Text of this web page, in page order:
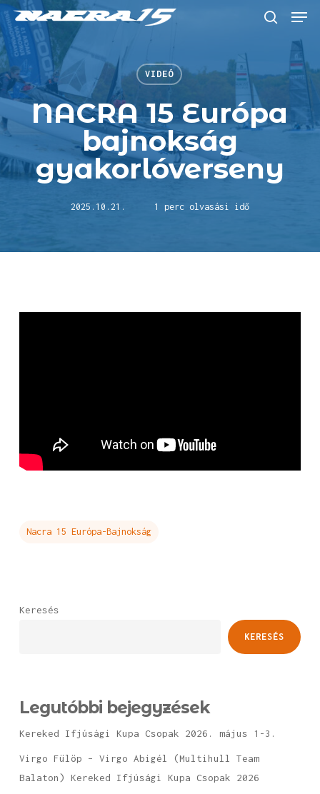
Skip
to
main
content
Menu
VIDEÓ
NACRA 15 Európa
bajnokság
gyakorlóverseny
2025.10.21. 1 perc olvasási idő
Nacra 15 Európa-Bajnokság
Keresés
KERESÉS
Legutóbbi bejegyzések
Kereked Ifjúsági Kupa Csopak 2026. május 1-3.
Virgo Fülöp – Virgo Abigél (Multihull Team
Balaton) Kereked Ifjúsági Kupa Csopak 2026